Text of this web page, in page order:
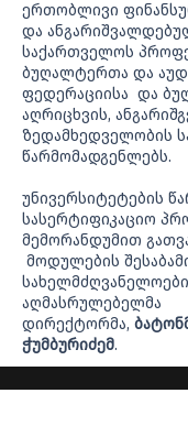
ერთობლივი
და
საქართველოს
ბუღალტერთა და
ფედერაციისა და
აღრიცხვის,
ზედამხედველობის
წარმომადგენლებს.
უნივერსიტეტების
სასერტიფიკაციო
მემორანდუმით
მოდულების
აღმასრულებელმა
დირექტორმა,
ჭუმბურიძემ.